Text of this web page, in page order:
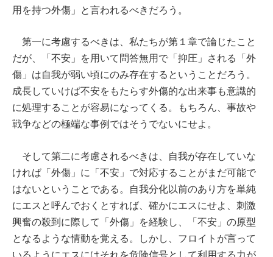
用を持つ外傷」と言われるべきだろう。
第一に考慮するべきは、私たちが第１章で論じたこと
だが、「不安」を用いて問答無用で「抑圧」される「外
傷」は自我が弱い頃にのみ存在するということだろう。
成長していけば不安をもたらす外傷的な出来事も意識的
に処理することが容易になってくる。もちろん、事故や
戦争などの極端な事例ではそうでないにせよ。
そして第二に考慮されるべきは、自我が存在していな
ければ「外傷」に「不安」で対応することがまだ可能で
はないということである。自我分化以前のあり方を単純
にエスと呼んでおくとすれば、確かにエスにせよ、刺激
興奮の殺到に際して「外傷」を経験し、「不安」の原型
となるような情動を覚える。しかし、フロイトが言って
いるようにエスにはそれを危険信号として利用する力が